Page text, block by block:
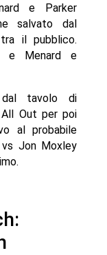
e Parker
salvato dal
il pubblico.
e Menard e
dal tavolo di
Out per poi
al probabile
Jon Moxley